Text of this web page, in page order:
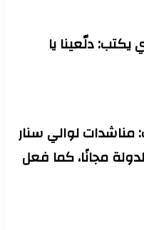
دلّعينا يا
لوالي سنار
مجانًا، كما فعل